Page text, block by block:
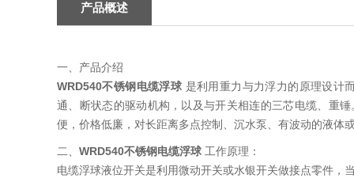
产品概述
一、产品介绍
WRD540不锈钢电缆浮球 是利用重力与力浮力的原理设计
通、断状态的驱动机构，以及与开关相连的三芯电缆、重
便，价格低廉，对长距离多点控制、沉水泵、有波动的液体
二、 WRD540不锈钢电缆浮球 工作原理：
电缆浮球液位开关是利用微动开关或水银开关做接点零件，